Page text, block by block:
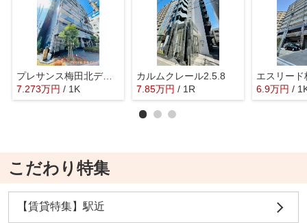
プレサンス梅田北ディア
7.273万円 / 1K
カルムクレール2.5.8
7.85万円 / 1R 6.9万円 /
こだわり特集
【賃貸特集】駅近